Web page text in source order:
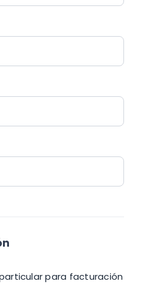
para facturación